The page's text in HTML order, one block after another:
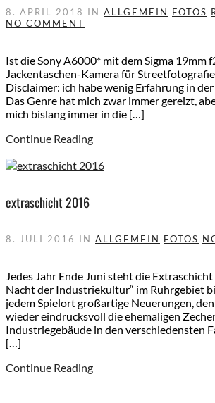
8. APRIL 2018 IN ALLGEMEIN FOTOS
NO COMMENT
Ist die Sony A6000* mit dem Sigma 19mm
Jackentaschen-Kamera für
Disclaimer: ich habe wenig Erfahrung in
Das Genre hat mich zwar immer gereizt,
mich bislang immer in die […]
Continue Reading
extraschicht 2016
8. JULI 2016 IN ALLGEMEIN FOTOS
Jedes Jahr Ende Juni steht die
Nacht der Industriekultur“ im Ruhrgebiet
jedem Spielort großartige Neuerungen,
wieder eindrucksvoll die ehemaligen
Industriegebäude in den verschiedensten
[…]
Continue Reading